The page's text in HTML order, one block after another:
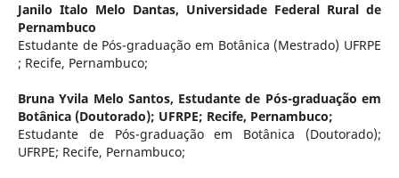
Janilo Italo Melo Dantas, Universidade Federal Rural de
Pernambuco
Estudante de Pós-graduação em Botânica (Mestrado) UFRPE
; Recife, Pernambuco;
Bruna Yvila Melo Santos, Estudante de Pós-graduação em
Botânica (Doutorado); UFRPE; Recife, Pernambuco;
Estudante de Pós-graduação em Botânica (Doutorado);
UFRPE; Recife, Pernambuco;